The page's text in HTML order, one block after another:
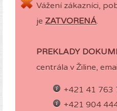
Vážení zákazníci,
je ZATVORENÁ.
PREKLADY
centrála v Žiline,
+421 41 763
+421 904